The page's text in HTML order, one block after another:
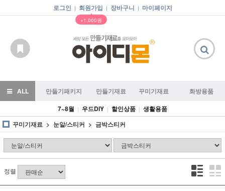
로그인 | 회원가입 |
▲
+1,000원
장바구니 | 마이페이지
ALL 만들기패키지 만들기재료 꾸미기재료
화방용품
7~8월 | 우드DIY | 할인상품 | 생활용품
꾸미기재료
눈알/스티커 금박스티커
정렬